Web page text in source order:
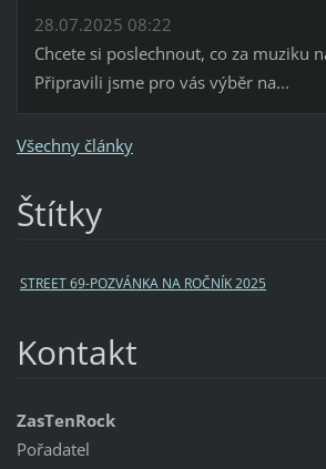
28.07.2025 08:22
Chcete si poslechnout, co za muziku
Připravili jsme pro vás výběr na...
Všechny články
Štítky
STREET 69-POZVÁNKA NA ROČNÍK 2025
Kontakt
ZasTenRock
Pořadatel